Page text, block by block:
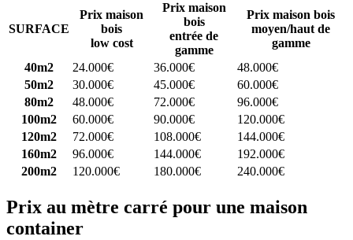
SURFACE
Prix maison
bois
low cost
Prix maison
bois
entrée de
gamme
Prix maison bois
moyen/haut de
gamme
40m2
24.000€ 36.000€
48.000€
50m2
30.000€ 45.000€
60.000€
80m2
48.000€ 72.000€
96.000€
100m2
60.000€ 90.000€
120.000€
120m2
72.000€ 108.000€
144.000€
160m2
96.000€ 144.000€
192.000€
200m2
120.000€ 180.000€ 240.000€
Prix au mètre carré pour une maison
container